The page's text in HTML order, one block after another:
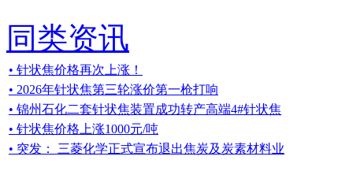
同类资讯
• 针状焦价格再次上涨！
• 2026年针状焦第三轮涨价第一枪打响
• 锦州石化二套针状焦装置成功转产高端4#针状焦
• 针状焦价格上涨1000元/吨
• 突发： 三菱化学正式宣布退出焦炭及炭素材料业